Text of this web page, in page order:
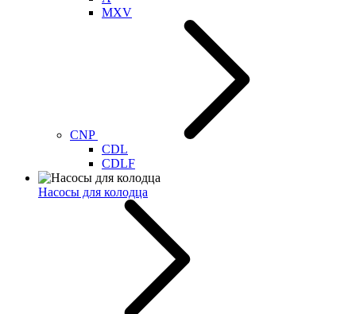
MXV
CNP
CDL
CDLF
Насосы для колодца